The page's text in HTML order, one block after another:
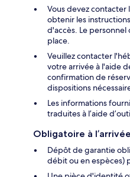
Vous devez contacter
obtenir les
d'accès. Le personnel
place.
Veuillez contacter
votre arrivée à l'aide
confirmation de
dispositions
Les informations
traduites à l’aide
Obligatoire à l’arrivée
Dépôt de garantie
débit ou en espèces)